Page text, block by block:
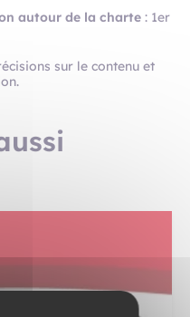
autour de la charte : 1er
sur le contenu et